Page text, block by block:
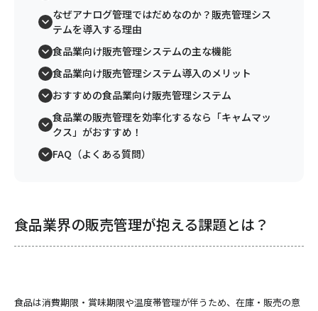
なぜアナログ管理ではだめなのか？販売管理シス
テムを導入する理由
食品業向け販売管理システムの主な機能
食品業向け販売管理システム導入のメリット
おすすめの食品業向け販売管理システム
食品業の販売管理を効率化するなら「キャムマッ
クス」がおすすめ！
FAQ（よくある質問）
食品業界の販売管理が抱える課題とは？
食品は消費期限・賞味期限や温度帯管理が伴うため、在庫・販売の意